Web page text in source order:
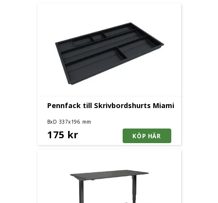
Pennfack till Skrivbordshurts Miami
BxD 337x196 mm
175 kr